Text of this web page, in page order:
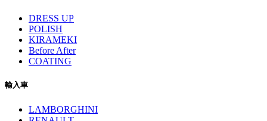
DRESS UP
POLISH
KIRAMEKI
Before After
COATING
輸入車
LAMBORGHINI